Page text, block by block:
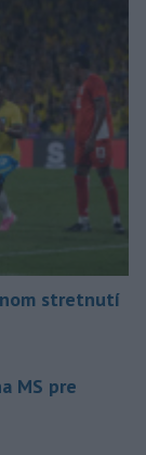
stretnutí
MS pre